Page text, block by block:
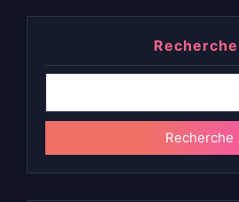
Recherche